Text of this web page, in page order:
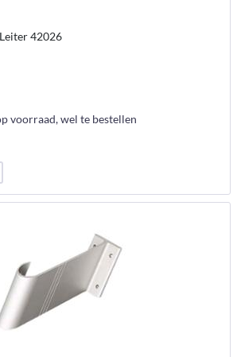
42026
voorraad, wel te bestellen